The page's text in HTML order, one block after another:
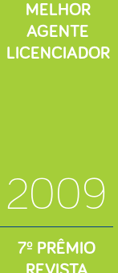
MELHOR
AGENTE
LICENCIADOR
2009
7º PRÊMIO